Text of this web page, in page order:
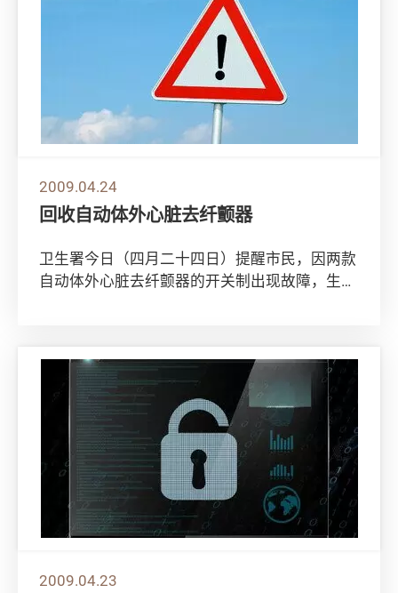
2009.04.24
回收自动体外心脏去纤颤器
卫生署今日（四月二十四日）提醒市民，因两款
自动体外心脏去纤颤器的开关制出现故障，生产
2009.04.23